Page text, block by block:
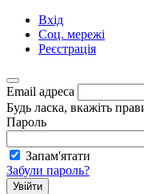
Вхід
Соц. мережі
Реєстрація
Email адреса
Будь ласка, вкажіть
Пароль
Запам'ятати
Забули пароль?
Увійти